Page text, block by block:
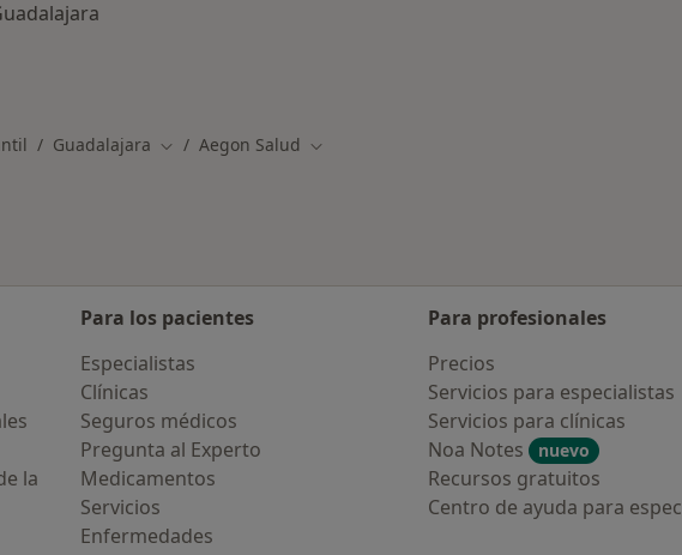
Guadalajara Cambiar de ciudad
Aegon Salud Cambiar de ciudad
la
Para los pacientes
Especialistas
Clínicas
Seguros médicos
Pregunta al Experto
Medicamentos
Servicios
Enfermedades
Para profesionales
Precios
Servicios para especialistas
Servicios para clínicas
Noa Notes
nuevo
Recursos gratuitos
Centro de ayuda para